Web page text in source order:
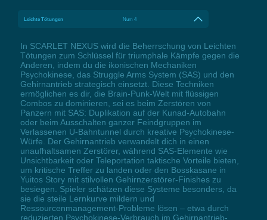
Leichte Tötungen Num 4
In SCARLET NEXUS wird die Beherrschung von Leichten
Tötungen zum Schlüssel für triumphale Kämpfe gegen die
Anderen, indem du die ikonischen Mechaniken
Psychokinese, das Struggle Arms System (SAS) und den
Gehirnantrieb strategisch einsetzt. Diese Techniken
ermöglichen es dir, die Brain-Punk-Welt mit flüssigen
Combos zu dominieren, sei es beim Zerstören von
Panzern mit SAS: Duplikation auf der Kunad-Autobahn
oder beim Ausschalten ganzer Feindgruppen im
Verlassenen U-Bahntunnel durch kreative Psychokinese-
Würfe. Der Gehirnantrieb verwandelt dich in einen
unaufhaltsamen Zerstörer, während SAS-Elemente wie
Unsichtbarkeit oder Teleportation taktische Vorteile bieten,
um kritische Treffer zu landen oder den Bosskasane in
Yuitos Story mit stilvollen Gehirnzerstörer-Finishes zu
besiegen. Spieler schätzen diese Systeme besonders, da
sie die steile Lernkurve mildern und
Ressourcenmanagement-Probleme lösen – etwa durch
reduzierten Psychokinese-Verbrauch im Gehirnantrieb-